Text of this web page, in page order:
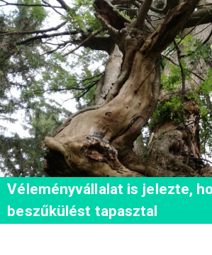
Véleményvállalat is jelezte,
beszűkülést tapasztal